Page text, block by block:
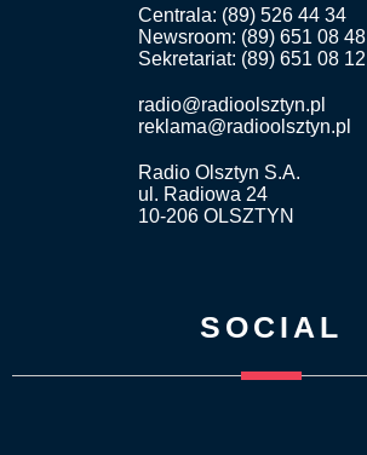
Centrala: (89) 526 44 34
Newsroom: (89) 651 08 48
Sekretariat: (89) 651 08 12
radio@radioolsztyn.pl
reklama@radioolsztyn.pl
Radio Olsztyn S.A.
ul. Radiowa 24
10-206 OLSZTYN
SOCIAL